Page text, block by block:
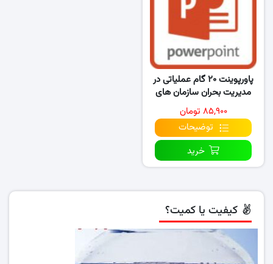
پاورپوینت ۲۰ گام عملیاتی در
مدیریت بحران سازمان های
بزرگ و پیچیده
۸۵,۹۰۰ تومان
توضیحات
خرید
کیفیت یا کمیت؟